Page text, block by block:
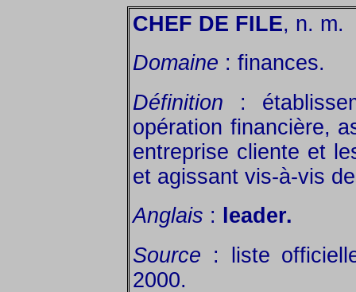
CHEF DE FILE, n. m.
Domaine : finances.
Définition :
opération financière,
entreprise cliente et
et agissant vis-à-vis
Anglais :
leader.
Source : liste
2000.